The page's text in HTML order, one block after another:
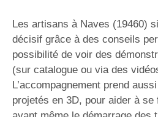
Les artisans à Naves (19460)
décisif grâce à des conseils
possibilité de voir des
(sur catalogue ou via des
L’accompagnement prend
projetés en 3D, pour aider à